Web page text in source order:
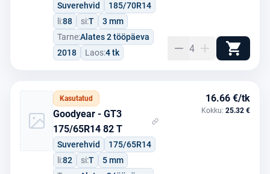
Suverehvid
185/70R14
li:88 si:T
3 mm
Tarne:Alates 2 tööpäeva
2018
Laos:4 tk 4
Kasutatud
Goodyear - GT3
175/65R14 82 T
Suverehvid
175/65R14
li:82 si:T
5 mm
16.66 €/tk
Kokku: 25.32 €